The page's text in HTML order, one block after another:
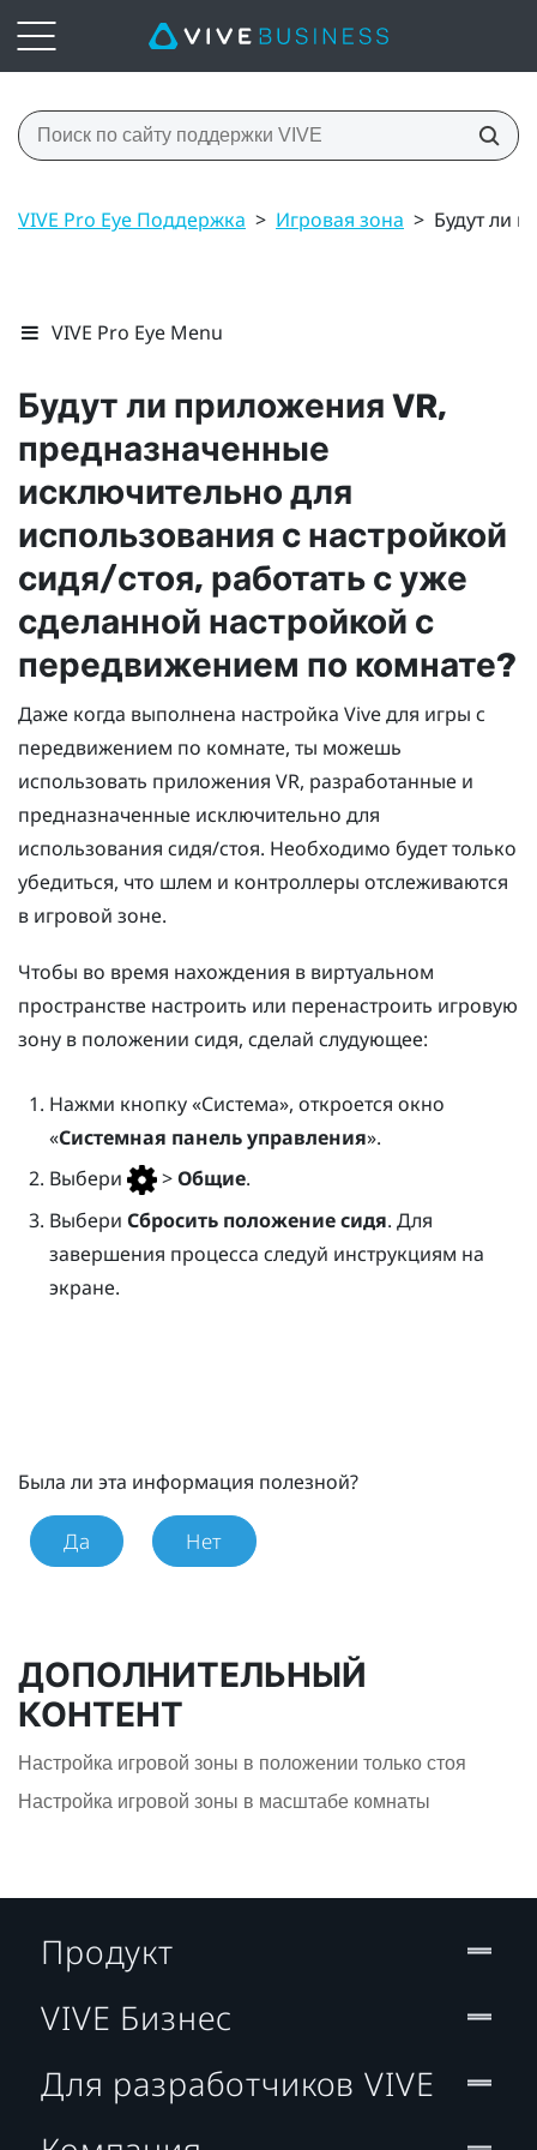
VIVE Pro Eye Поддержка > Игровая зона > Будут ли
VIVE Pro Eye Menu
Будут ли приложения VR,
предназначенные
исключительно для
использования с настройкой
сидя/стоя, работать с уже
сделанной настройкой с
передвижением по комнате?
Даже когда выполнена настройка Vive для игры с
передвижением по комнате, ты можешь
использовать приложения VR, разработанные и
предназначенные исключительно для
использования сидя/стоя. Необходимо будет только
убедиться, что шлем и контроллеры отслеживаются
в игровой зоне.
Чтобы во время нахождения в виртуальном
пространстве настроить или перенастроить игровую
зону в положении сидя, сделай слудующее:
Нажми кнопку «Система», откроется окно
«Системная панель управления».
Выбери
>Общие.
Выбери Сбросить положение сидя. Для
завершения процесса следуй инструкциям на
экране.
Была ли эта информация полезной?
Да Нет
ДОПОЛНИТЕЛЬНЫЙ
КОНТЕНТ
Настройка игровой зоны в положении только стоя
Настройка игровой зоны в масштабе комнаты
Продукт
VIVE Бизнес
Для разработчиков VIVE